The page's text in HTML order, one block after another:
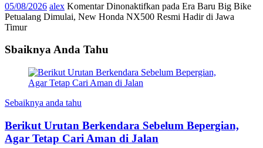
05/08/2026 alex Komentar Dinonaktifkan pada Era Baru Big Bike
Petualang Dimulai, New Honda NX500 Resmi Hadir di Jawa
Timur
Sbaiknya Anda Tahu
Sebaiknya anda tahu
Berikut Urutan Berkendara Sebelum Bepergian,
Agar Tetap Cari Aman di Jalan